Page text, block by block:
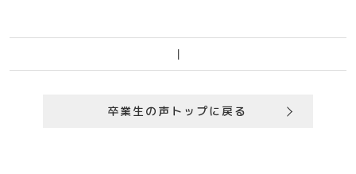
卒業生の声トップに戻る